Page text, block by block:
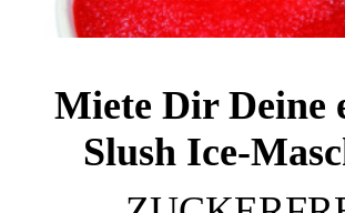
Miete Dir Deine
Slush Ice-